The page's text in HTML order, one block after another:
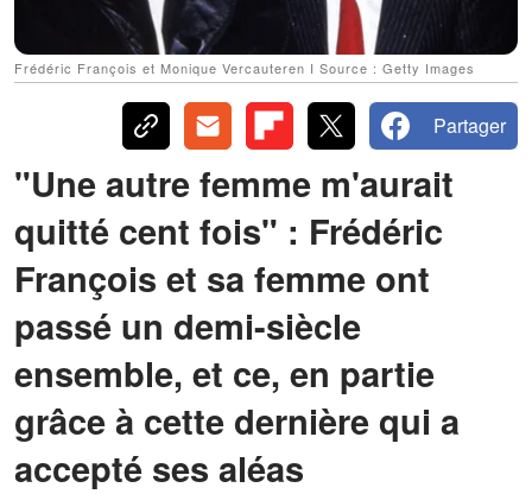
Frédéric François et Monique Vercauteren I Source : Getty Images
Partager
"Une autre femme m'aurait
quitté cent fois" : Frédéric
François et sa femme ont
passé un demi-siècle
ensemble, et ce, en partie
grâce à cette dernière qui a
accepté ses aléas